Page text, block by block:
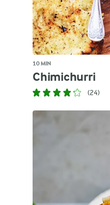
10 MIN
Chimichurri
(24)